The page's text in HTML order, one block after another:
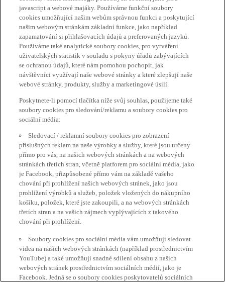
javascript a webové majáky. Používáme funkční soubory
cookies umožňující našim webům správnou funkci a poskytující
našim webovým stránkám základní funkce, jako například
zapamatování si přihlašovacích údajů a preferovaných jazyků.
Používáme také analytické soubory cookies, pro vytváření
uživatelských statistik v souladu s pokyny úřadů zabývajících
se ochranou údajů, které nám pomohou pochopit, jak
návštěvníci využívají naše webové stránky a které zlepšují naše
webové stránky, produkty, služby a marketingové úsilí.
Poskytnete-li pomocí tlačítka níže svůj souhlas, použijeme také
soubory cookies pro sledování/reklamu a soubory cookies pro
sociální média:
Sledovací / reklamní soubory cookies pro zobrazení
příslušných reklam na naše výrobky a služby, které jsou určeny
přímo pro vás, na našich webových stránkách a na webových
stránkách třetích stran, včetně platforem pro sociální média, jako
je Facebook, přizpůsobené přímo vám na základě vašeho
chování při prohlížení našich webových stránek, jako jsou
prohlížení výrobků a služeb, položek vložených do nákupního
košíku, položek, které jste zakoupili, a na webových stránkách
třetích stran a na vašich zájmech vyplývajících z takového
chování při prohlížení.
Soubory cookies pro sociální média vám umožňují sledovat
videa na našich webových stránkách (například prostřednictvím
YouTube) a také umožňují snadné sdílení obsahu z našich
webových stránek prostřednictvím sociálních médií, jako je
Facebook. Jedná se o soubory cookies poskytovatelů sociálních